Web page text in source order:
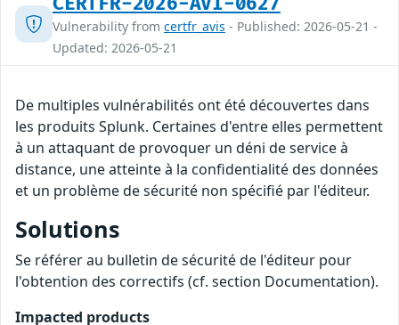
Vulnerability from certfr_avis - Published: 2026-05-21 -
Updated: 2026-05-21
De multiples vulnérabilités ont été découvertes dans
les produits Splunk. Certaines d'entre elles permettent
à un attaquant de provoquer un déni de service à
distance, une atteinte à la confidentialité des données
et un problème de sécurité non spécifié par l'éditeur.
Solutions
Se référer au bulletin de sécurité de l'éditeur pour
l'obtention des correctifs (cf. section Documentation).
Impacted products